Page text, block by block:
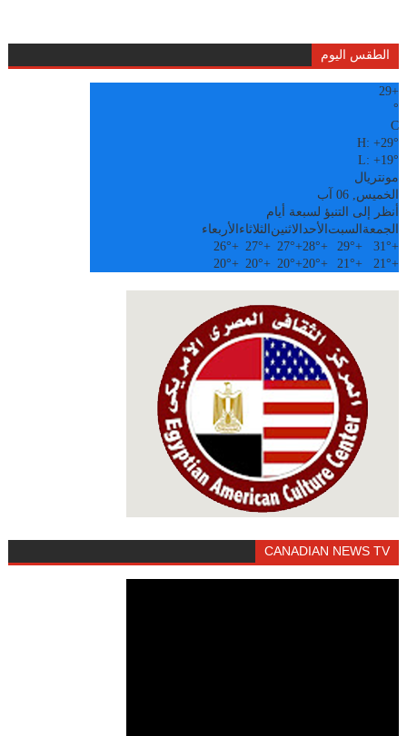
الطقس اليوم
+
29
°
C
H:+29°
L:+19°
مونتريال
الخميس, 06 آب
أنظر إلى التنبؤ لسبعة أيام
الجمعة السبت الأحدالاثنين الثلاثاء الأربعاء
+
31°
+
29°
+
28°
+
27°
+
27°
+
26°
+
21°
+
21°
+
20°
+
20°
+
20°
+
20°
CANADIAN NEWS TV